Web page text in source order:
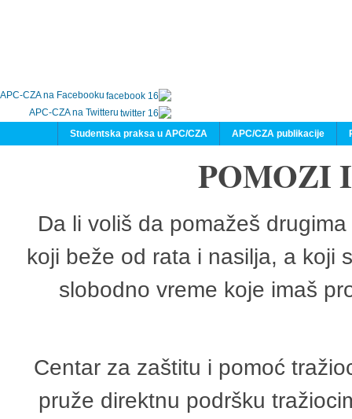
APC-CZA na Facebooku
APC-CZA na Twitteru
APC/CZA publikacije
Studentska praksa u APC/CZA
POMOZI
Da li voliš da pomažeš
koji beže od rata i nasilja, a koji
slobodno vreme koje imaš
Centar za zaštitu i pomoć
pruže direktnu podršku